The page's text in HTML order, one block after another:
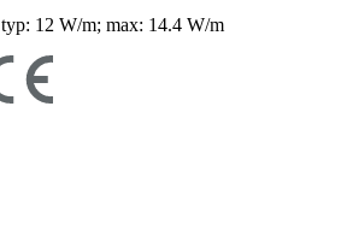
typ: 12 W/m; max: 14.4 W/m